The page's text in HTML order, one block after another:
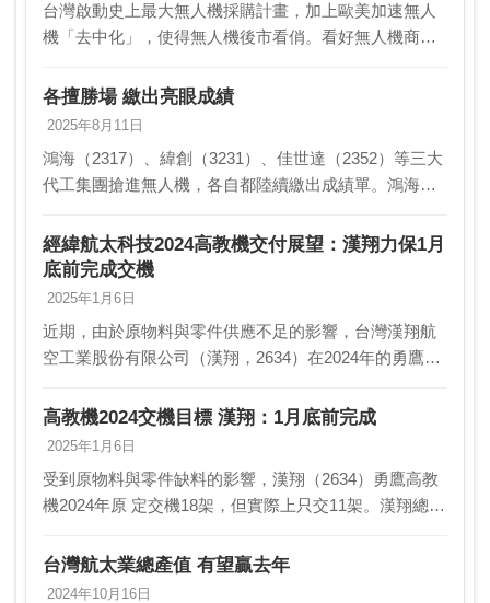
台灣啟動史上最大無人機採購計畫，加上歐美加速無人
機「去中化」，使得無人機後市看俏。看好無人機商機
等三大代工集團，均積極搶進。鴻海集團布局無…
各擅勝場 繳出亮眼成績
2025年8月11日
鴻海（2317）、緯創（3231）、佳世達（2352）等三大
代工集團搶進無人機，各自都陸續繳出成績單。鴻海集
望搶食美國川普政府的無人機「去中化」市場大…
經緯航太科技2024高教機交付展望：漢翔力保1月
底前完成交機
2025年1月6日
近期，由於原物料與零件供應不足的影響，台灣漢翔航
空工業股份有限公司（漢翔，2634）在2024年的勇鷹高
18架的勇鷹高教機，實際上只完成了11架的交付…
高教機2024交機目標 漢翔：1月底前完成
2025年1月6日
受到原物料與零件缺料的影響，漢翔（2634）勇鷹高教
機2024年原 定交機18架，但實際上只交11架。漢翔總經
於1月底前完成2024年剩餘7架的勇鷹…
台灣航太業總產值 有望贏去年
2024年10月16日